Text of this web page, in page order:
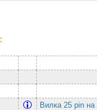
Вилка 25 pin